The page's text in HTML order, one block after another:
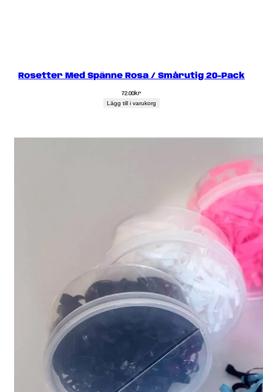
Rosetter Med Spänne Rosa / Smårutig 20-Pack
72.00kr
Lägg till i varukorg